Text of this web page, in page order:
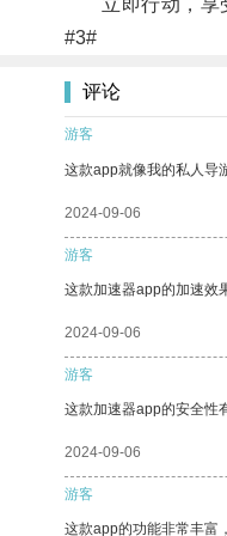
立即行动，享受
#3#
评论
游客
这款app就像我的私人导
2024-09-06
游客
这款加速器app的加速效
2024-09-06
游客
这款加速器app的安全性
2024-09-06
游客
这款app的功能非常丰富